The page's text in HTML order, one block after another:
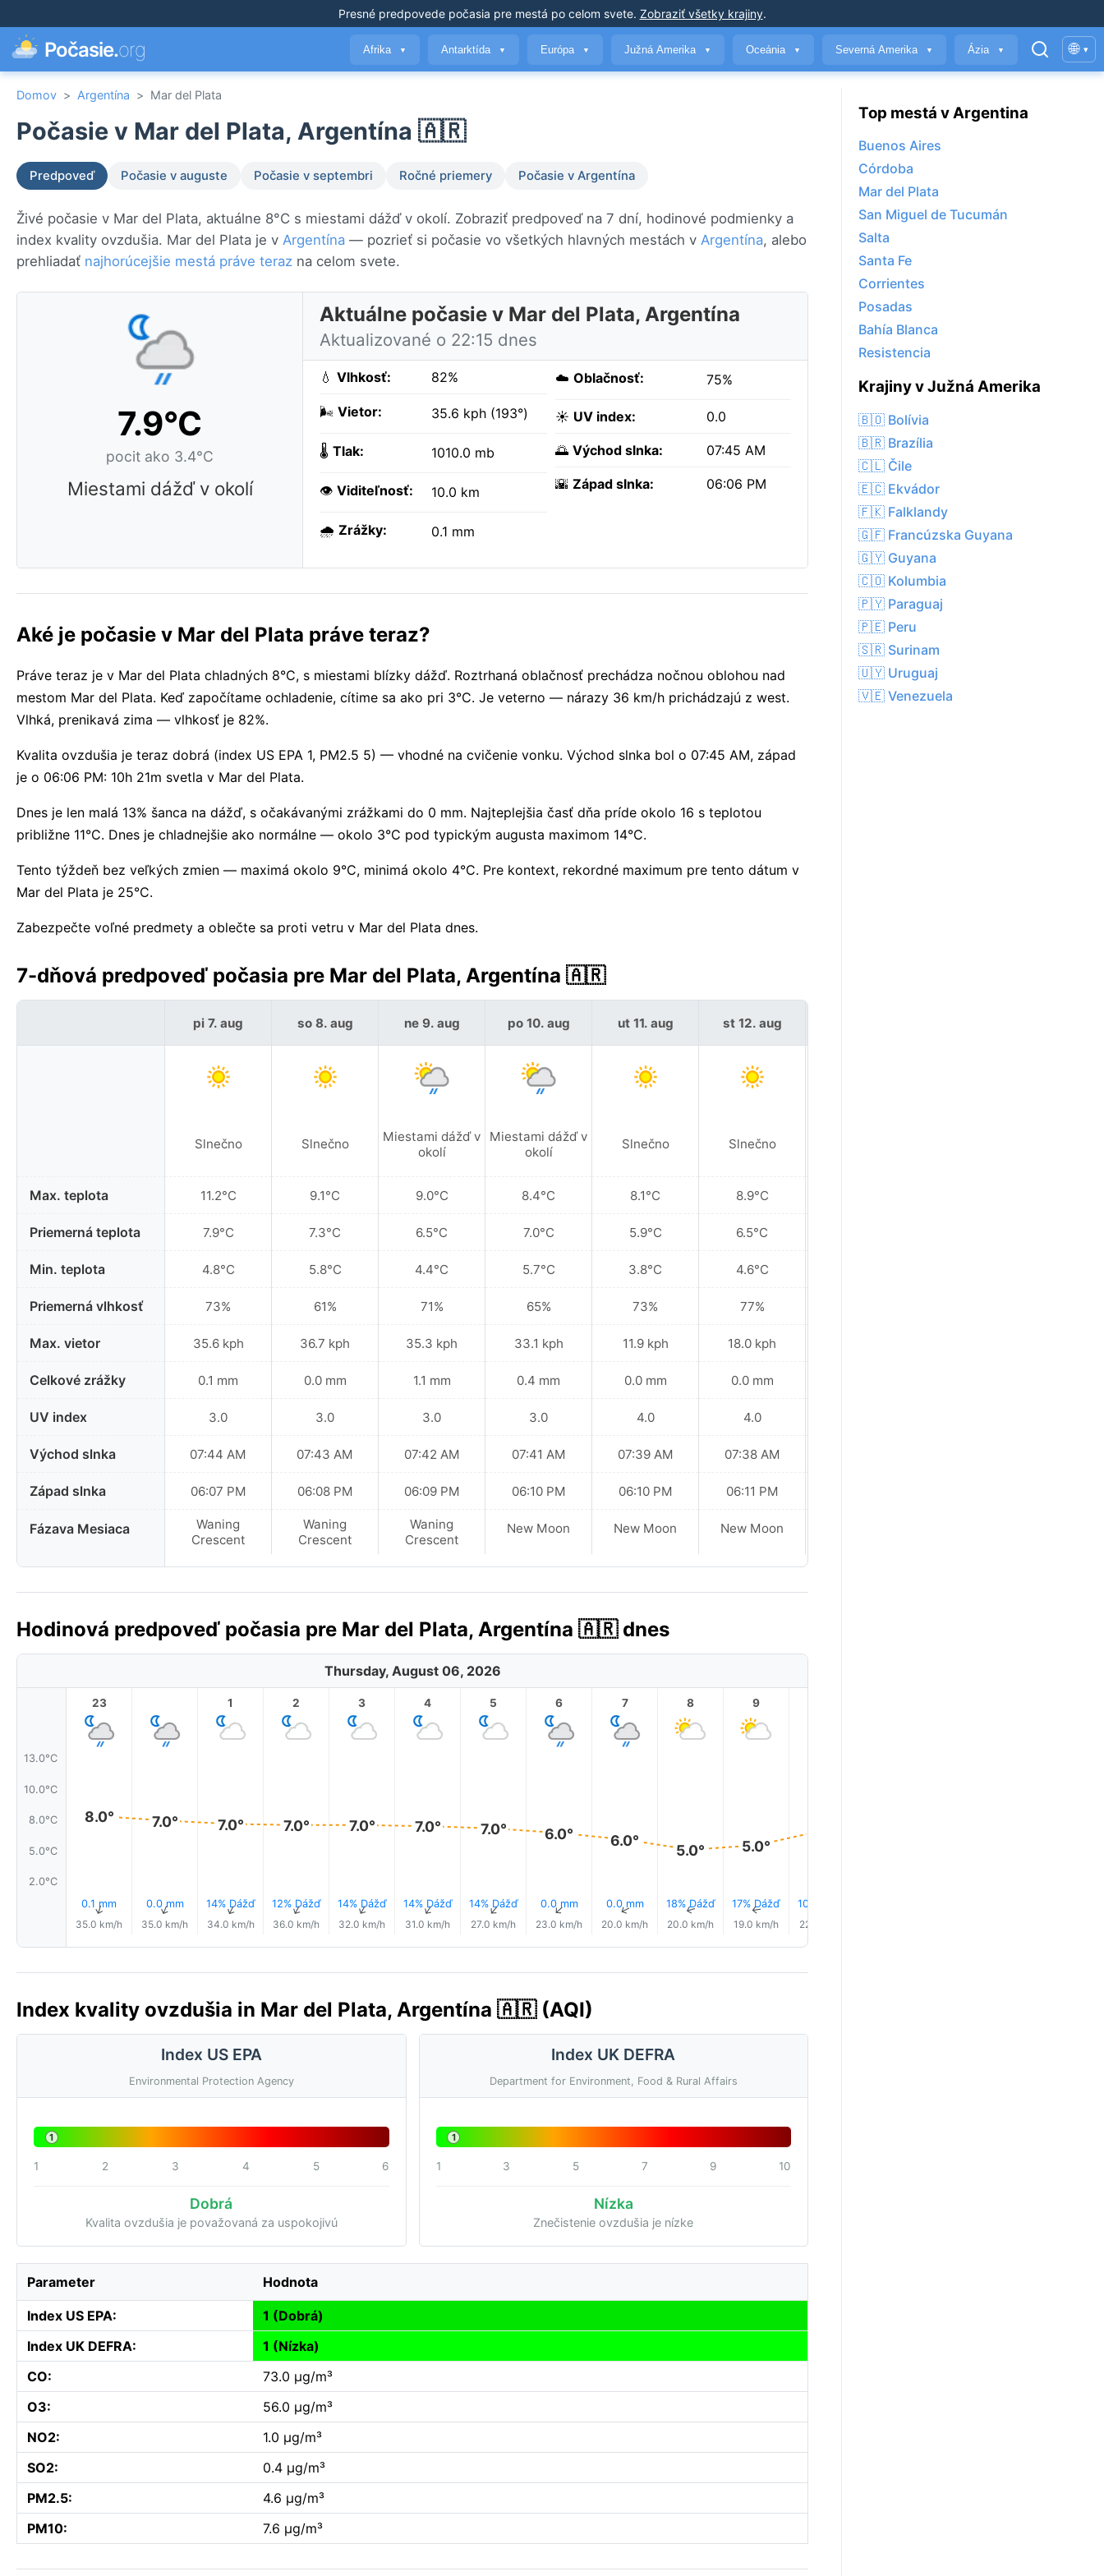
Presné predpovede počasia pre mestá po celom svete. Zobraziť všetky krajiny.
Počasie.org Afrika ▼ Antarktída ▼ Európa ▼ Južná Amerika ▼ Oceánia ▼ Severná Amerika ▼ Ázia ▼ 🌐 ▾
Domov > Argentína > Mar del Plata
Počasie v Mar del Plata, Argentína 🇦🇷
Predpoveď Počasie v auguste Počasie v septembri Ročné priemery Počasie v Argentína
Živé počasie v Mar del Plata, aktuálne 8°C s miestami dážď v okolí. Zobraziť predpoveď na 7 dní, hodinové podmienky a
index kvality ovzdušia. Mar del Plata je v Argentína — pozrieť si počasie vo všetkých hlavných mestách v Argentína, alebo
prehliadať najhorúcejšie mestá práve teraz na celom svete.
7.9°C
pocit ako 3.4°C
Miestami dážď v okolí
Aktuálne počasie v Mar del Plata, Argentína
Aktualizované o 22:15 dnes
💧 Vlhkosť: 82%
🌬️ Vietor: 35.6 kph (193°)
🌡️ Tlak: 1010.0 mb
👁️ Viditeľnosť: 10.0 km
🌧️ Zrážky: 0.1 mm
☁️ Oblačnosť: 75%
☀️ UV index: 0.0
🌅 Východ slnka: 07:45 AM
🌇 Západ slnka: 06:06 PM
Aké je počasie v Mar del Plata práve teraz?
Práve teraz je v Mar del Plata chladných 8°C, s miestami blízky dážď. Roztrhaná oblačnosť prechádza nočnou oblohou nad
mestom Mar del Plata. Keď započítame ochladenie, cítime sa ako pri 3°C. Je veterno — nárazy 36 km/h prichádzajú z west.
Vlhká, prenikavá zima — vlhkosť je 82%.
Kvalita ovzdušia je teraz dobrá (index US EPA 1, PM2.5 5) — vhodné na cvičenie vonku. Východ slnka bol o 07:45 AM, západ
je o 06:06 PM: 10h 21m svetla v Mar del Plata.
Dnes je len malá 13% šanca na dážď, s očakávanými zrážkami do 0 mm. Najteplejšia časť dňa príde okolo 16 s teplotou
približne 11°C. Dnes je chladnejšie ako normálne — okolo 3°C pod typickým augusta maximom 14°C.
Tento týždeň bez veľkých zmien — maximá okolo 9°C, minimá okolo 4°C. Pre kontext, rekordné maximum pre tento dátum v
Mar del Plata je 25°C.
Zabezpečte voľné predmety a oblečte sa proti vetru v Mar del Plata dnes.
7-dňová predpoveď počasia pre Mar del Plata, Argentína 🇦🇷
Max. teplota
Priemerná teplota
Min. teplota
Priemerná vlhkosť
Max. vietor
Celkové zrážky
UV index
Východ slnka
Západ slnka
Fázava Mesiaca
pi 7. aug
Slnečno
11.2°C
7.9°C
4.8°C
73%
35.6 kph
0.1 mm
3.0
07:44 AM
06:07 PM
Waning
Crescent
so 8. aug
Slnečno
9.1°C
7.3°C
5.8°C
61%
36.7 kph
0.0 mm
3.0
07:43 AM
06:08 PM
Waning
Crescent
ne 9. aug
Miestami dážď v
okolí
9.0°C
6.5°C
4.4°C
71%
35.3 kph
1.1 mm
3.0
07:42 AM
06:09 PM
Waning
Crescent
po 10. aug
Miestami dážď v
okolí
8.4°C
7.0°C
5.7°C
65%
33.1 kph
0.4 mm
3.0
07:41 AM
06:10 PM
New Moon
ut 11. aug
Slnečno
8.1°C
5.9°C
3.8°C
73%
11.9 kph
0.0 mm
4.0
07:39 AM
06:10 PM
New Moon
st 12. aug
Slnečno
8.9°C
6.5°C
4.6°C
77%
18.0 kph
0.0 mm
4.0
07:38 AM
06:11 PM
New Moon
Hodinová predpoveď počasia pre Mar del Plata, Argentína 🇦🇷 dnes
Thursday, August 06, 2026
13.0°C
10.0°C
8.0°C
5.0°C
2.0°C
23
8.0°
0.1 mm
↑
35.0 km/h
7.0°
0.0 mm
↑
35.0 km/h
1
7.0°
14% Dážď
↑
34.0 km/h
2
7.0°
12% Dážď
↑
36.0 km/h
3
7.0°
14% Dážď
↑
32.0 km/h
4
7.0°
14% Dážď
↑
31.0 km/h
5
7.0°
14% Dážď
↑
27.0 km/h
6
6.0°
0.0 mm
↑
23.0 km/h
7
6.0°
0.0 mm
↑
20.0 km/h
8
5.0°
18% Dážď
↑
20.0 km/h
9
5.0°
17% Dážď
↑
19.0 km/h
10% Dážď
22.0 km/h
Index kvality ovzdušia in Mar del Plata, Argentína 🇦🇷 (AQI)
Index US EPA
Environmental Protection Agency
1
1 2 3 4 5 6
Dobrá
Kvalita ovzdušia je považovaná za uspokojivú
Index UK DEFRA
Department for Environment, Food & Rural Affairs
1
1 3 5 7 9 10
Nízka
Znečistenie ovzdušia je nízke
Parameter Hodnota
Index US EPA:
1 (Dobrá)
Index UK DEFRA:
1 (Nízka)
CO:
73.0 µg/m³
O3:
56.0 µg/m³
NO2:
1.0 µg/m³
SO2:
0.4 µg/m³
PM2.5:
4.6 µg/m³
PM10:
7.6 µg/m³
Top mestá v Argentina
Buenos Aires
Córdoba
Mar del Plata
San Miguel de Tucumán
Salta
Santa Fe
Corrientes
Posadas
Bahía Blanca
Resistencia
Krajiny v Južná Amerika
🇧🇴 Bolívia
🇧🇷 Brazília
🇨🇱 Čile
🇪🇨 Ekvádor
🇫🇰 Falklandy
🇬🇫 Francúzska Guyana
🇬🇾 Guyana
🇨🇴 Kolumbia
🇵🇾 Paraguaj
🇵🇪 Peru
🇸🇷 Surinam
🇺🇾 Uruguaj
🇻🇪 Venezuela